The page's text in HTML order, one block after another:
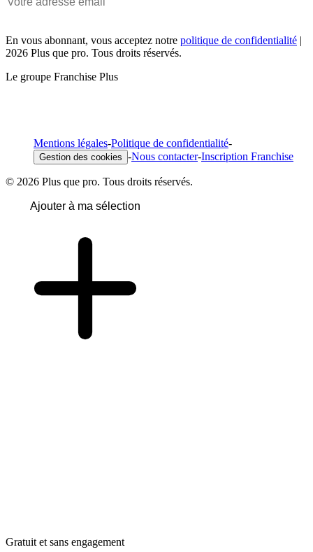
En vous abonnant, vous acceptez notre politique de confidentialité |
2026 Plus que pro. Tous droits réservés.
Le groupe Franchise Plus
Mentions légales-Politique de confidentialité-
Gestion des cookies -Nous contacter-Inscription Franchise
© 2026 Plus que pro. Tous droits réservés.
Ajouter à ma sélection
Gratuit et sans engagement